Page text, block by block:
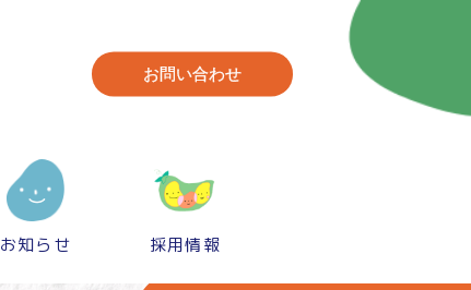
お問い合わせ
お知らせ 採用情報